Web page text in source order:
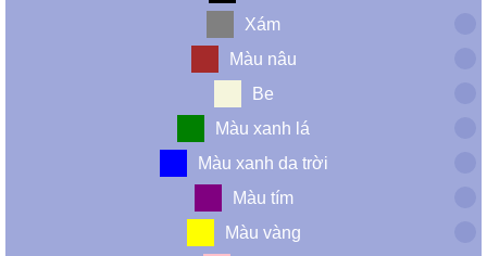
Xám
Màu nâu
Be
Màu xanh lá
Màu xanh da trời
Màu tím
Màu vàng